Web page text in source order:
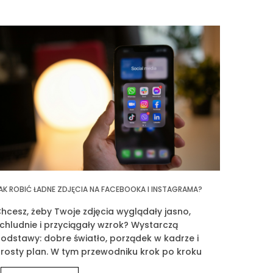
ROBIĆ ŁADNE ZDJĘCIA NA FACEBOOKA I INSTAGRAMA?
żeby Twoje zdjęcia wyglądały jasno,
i przyciągały wzrok? Wystarczą
dobre światło, porządek w kadrze i
plan. W tym przewodniku krok po kroku
Ci, jak fotografować siebie, produkty